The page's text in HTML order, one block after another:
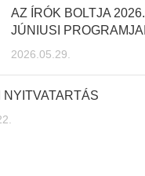
AZ ÍRÓK BOLTJA 2026.
JÚNIUSI PROGRAMJAI
2026.05.29.
NYITVATARTÁS